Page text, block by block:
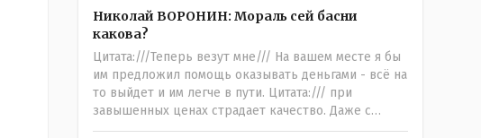
Николай ВОРОНИН: Мораль сей басни
какова?
Цитата:///Теперь везут мне/// На вашем месте я бы
им предложил помощь оказывать деньгами - всё на
то выйдет и им легче в пути. Цитата:/// при
завышенных ценах страдает качество. Даже с
печеным хлебом проблема. // На вкус и цвет........., по